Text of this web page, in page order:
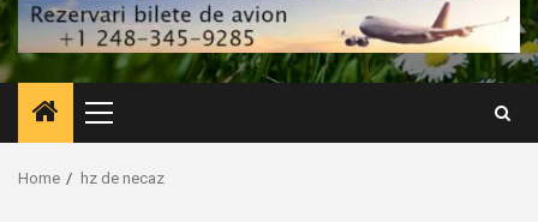
Primary
Menu
Home hz de necaz